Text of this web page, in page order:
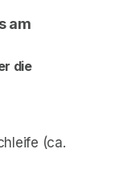
am
die
(ca.